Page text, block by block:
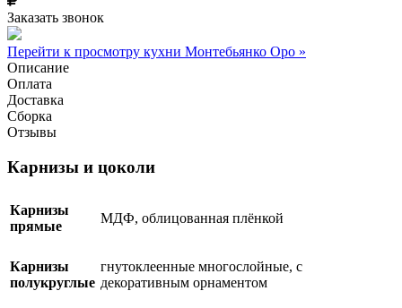
Заказать звонок
Перейти к просмотру кухни Монтебьянко Оро »
Описание
Оплата
Доставка
Сборка
Отзывы
Карнизы и цоколи
Карнизы
прямые
МДФ, облицованная плёнкой
Карнизы
полукруглые
гнутоклеенные многослойные, с
декоративным орнаментом